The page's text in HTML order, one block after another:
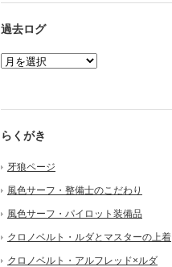
過去ログ
らくがき
牙狼ページ
風色サーフ・整備士のこだわり
風色サーフ・パイロット装備品
クロノベルト・ルダとマスターの上着
クロノベルト・アルフレッド×ルダ